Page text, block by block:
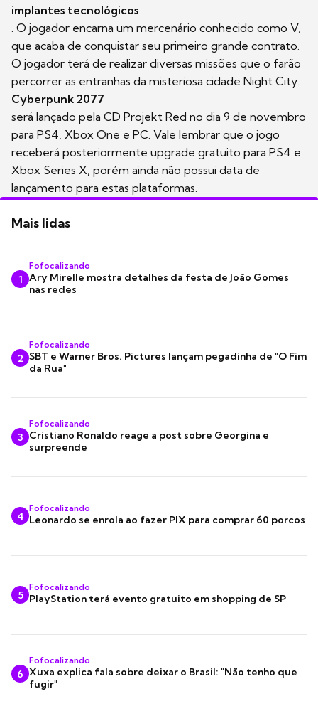
implantes tecnológicos
. O jogador encarna um mercenário conhecido como V,
que acaba de conquistar seu primeiro grande contrato.
O jogador terá de realizar diversas missões que o farão
percorrer as entranhas da misteriosa cidade Night City.
Cyberpunk 2077
será lançado pela CD Projekt Red no dia 9 de novembro
para PS4, Xbox One e PC. Vale lembrar que o jogo
receberá posteriormente upgrade gratuito para PS4 e
Xbox Series X, porém ainda não possui data de
lançamento para estas plataformas.
Mais lidas
1
Fofocalizando
Ary Mirelle mostra detalhes da festa de João Gomes
nas redes
2
Fofocalizando
SBT e Warner Bros. Pictures lançam pegadinha de "O Fim
da Rua"
3
Fofocalizando
Cristiano Ronaldo reage a post sobre Georgina e
surpreende
4
Fofocalizando
Leonardo se enrola ao fazer PIX para comprar 60 porcos
5
Fofocalizando
PlayStation terá evento gratuito em shopping de SP
6
Fofocalizando
Xuxa explica fala sobre deixar o Brasil: "Não tenho que
fugir"